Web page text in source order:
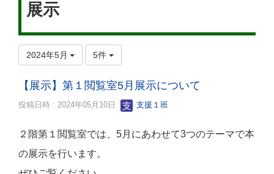
展示
2024年5月 5件
【展示】第１閲覧室5月展示について
投稿日時 : 2024年05月10日 支援１班
２階第１閲覧室では、5月にあわせて3つのテーマで本
の展示を行います。